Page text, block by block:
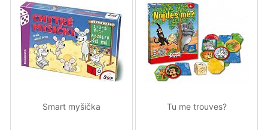
Smart myšička Tu me trouves?